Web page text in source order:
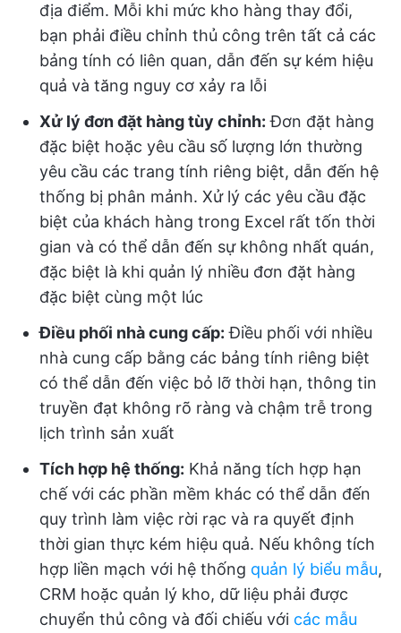
địa điểm. Mỗi khi mức kho hàng thay đổi,
bạn phải điều chỉnh thủ công trên tất cả các
bảng tính có liên quan, dẫn đến sự kém hiệu
quả và tăng nguy cơ xảy ra lỗi
Xử lý đơn đặt hàng tùy chỉnh: Đơn đặt hàng
đặc biệt hoặc yêu cầu số lượng lớn thường
yêu cầu các trang tính riêng biệt, dẫn đến hệ
thống bị phân mảnh. Xử lý các yêu cầu đặc
biệt của khách hàng trong Excel rất tốn thời
gian và có thể dẫn đến sự không nhất quán,
đặc biệt là khi quản lý nhiều đơn đặt hàng
đặc biệt cùng một lúc
Điều phối nhà cung cấp: Điều phối với nhiều
nhà cung cấp bằng các bảng tính riêng biệt
có thể dẫn đến việc bỏ lỡ thời hạn, thông tin
truyền đạt không rõ ràng và chậm trễ trong
lịch trình sản xuất
Tích hợp hệ thống: Khả năng tích hợp hạn
chế với các phần mềm khác có thể dẫn đến
quy trình làm việc rời rạc và ra quyết định
thời gian thực kém hiệu quả. Nếu không tích
hợp liền mạch với hệ thống quản lý biểu mẫu,
CRM hoặc quản lý kho, dữ liệu phải được
chuyển thủ công và đối chiếu với các mẫu